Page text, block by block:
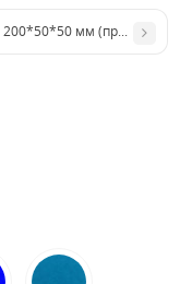
крафт)
200*50*50 мм (прозора